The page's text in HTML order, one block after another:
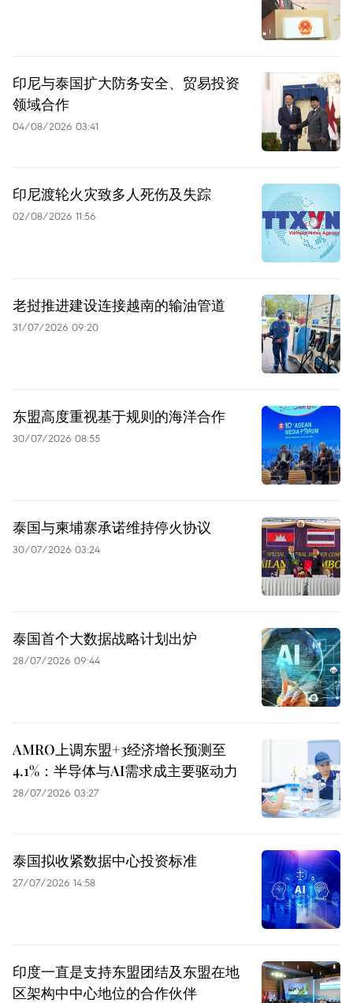
印尼与泰国扩大防务安全、贸易投资
领域合作
04/08/2026 03:41
印尼渡轮火灾致多人死伤及失踪
02/08/2026 11:56
老挝推进建设连接越南的输油管道
31/07/2026 09:20
东盟高度重视基于规则的海洋合作
30/07/2026 08:55
泰国与柬埔寨承诺维持停火协议
30/07/2026 03:24
泰国首个大数据战略计划出炉
28/07/2026 09:44
AMRO上调东盟+3经济增长预测至
4.1%：半导体与AI需求成主要驱动力
28/07/2026 03:27
泰国拟收紧数据中心投资标准
27/07/2026 14:58
印度一直是支持东盟团结及东盟在地
区架构中中心地位的合作伙伴